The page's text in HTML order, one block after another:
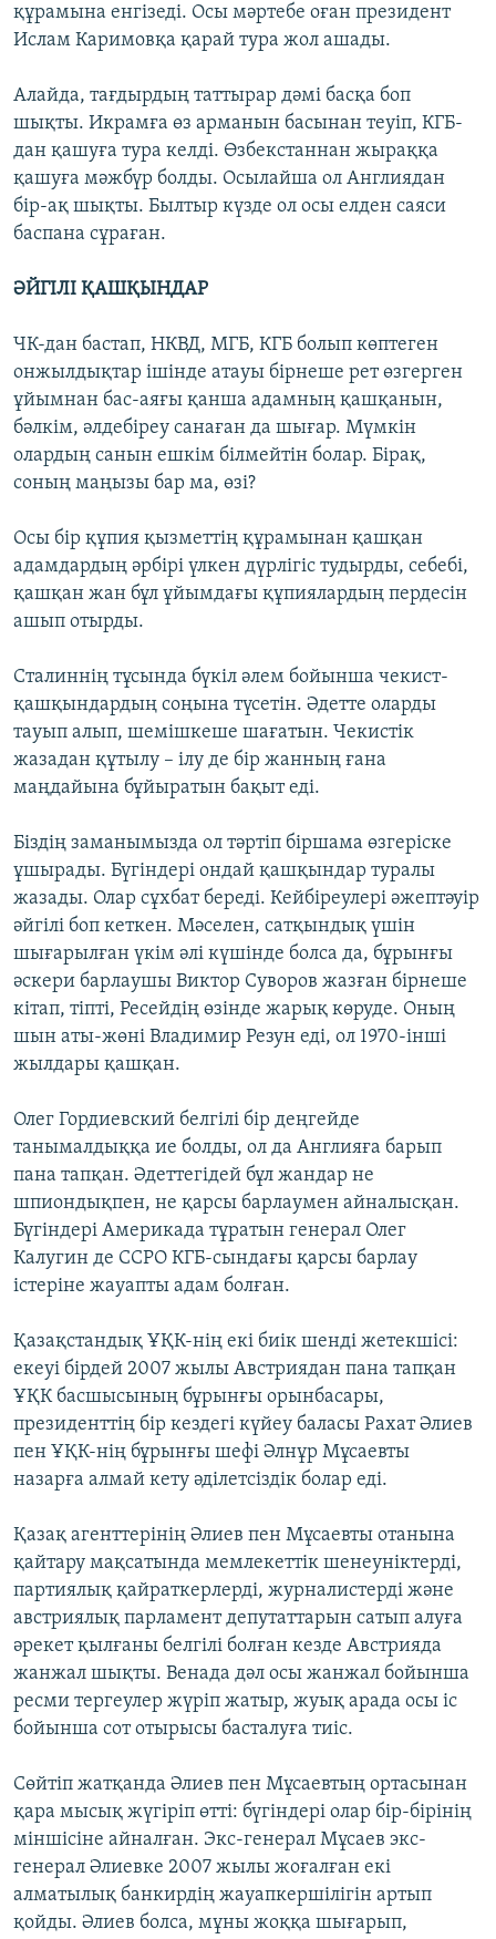
құрамына енгізеді. Осы мәртебе оған президент
Ислам Каримовқа қарай тура жол ашады.
Алайда, тағдырдың таттырар дәмі басқа боп
шықты. Икрамға өз арманын басынан теуіп, КГБ-
дан қашуға тура келді. Өзбекстаннан жыраққа
қашуға мәжбүр болды. Осылайша ол Англиядан
бір-ақ шықты. Былтыр күзде ол осы елден саяси
баспана сұраған.
ӘЙГІЛІ ҚАШҚЫНДАР
ЧК-дан бастап, НКВД, МГБ, КГБ болып көптеген
онжылдықтар ішінде атауы бірнеше рет өзгерген
ұйымнан бас-аяғы қанша адамның қашқанын,
бәлкім, әлдебіреу санаған да шығар. Мүмкін
олардың санын ешкім білмейтін болар. Бірақ,
соның маңызы бар ма, өзі?
Осы бір құпия қызметтің құрамынан қашқан
адамдардың әрбірі үлкен дүрлігіс тудырды, себебі,
қашқан жан бұл ұйымдағы құпиялардың пердесін
ашып отырды.
Сталиннің тұсында бүкіл әлем бойынша чекист-
қашқындардың соңына түсетін. Әдетте оларды
тауып алып, шемішкеше шағатын. Чекистік
жазадан құтылу – ілу де бір жанның ғана
маңдайына бұйыратын бақыт еді.
Біздің заманымызда ол тәртіп біршама өзгеріске
ұшырады. Бүгіндері ондай қашқындар туралы
жазады. Олар сұхбат береді. Кейбіреулері әжептәуір
әйгілі боп кеткен. Мәселен, сатқындық үшін
шығарылған үкім әлі күшінде болса да, бұрынғы
әскери барлаушы Виктор Суворов жазған бірнеше
кітап, тіпті, Ресейдің өзінде жарық көруде. Оның
шын аты-жөні Владимир Резун еді, ол 1970-інші
жылдары қашқан.
Олег Гордиевский белгілі бір деңгейде
танымалдыққа ие болды, ол да Англияға барып
пана тапқан. Әдеттегідей бұл жандар не
шпиондықпен, не қарсы барлаумен айналысқан.
Бүгіндері Америкада тұратын генерал Олег
Калугин де ССРО КГБ-сындағы қарсы барлау
істеріне жауапты адам болған.
Қазақстандық ҰҚК-нің екі биік шенді жетекшісі:
екеуі бірдей 2007 жылы Австриядан пана тапқан
ҰҚК басшысының бұрынғы орынбасары,
президенттің бір кездегі күйеу баласы Рахат Әлиев
пен ҰҚК-нің бұрынғы шефі Әлнұр Мұсаевты
назарға алмай кету әділетсіздік болар еді.
Қазақ агенттерінің Әлиев пен Мұсаевты отанына
қайтару мақсатында мемлекеттік шенеуніктерді,
партиялық қайраткерлерді, журналистерді және
австриялық парламент депутаттарын сатып алуға
әрекет қылғаны белгілі болған кезде Австрияда
жанжал шықты. Венада дәл осы жанжал бойынша
ресми тергеулер жүріп жатыр, жуық арада осы іс
бойынша сот отырысы басталуға тиіс.
Сөйтіп жатқанда Әлиев пен Мұсаевтың ортасынан
қара мысық жүгіріп өтті: бүгіндері олар бір-бірінің
міншісіне айналған. Экс-генерал Мұсаев экс-
генерал Әлиевке 2007 жылы жоғалған екі
алматылық банкирдің жауапкершілігін артып
қойды. Әлиев болса, мұны жоққа шығарып,